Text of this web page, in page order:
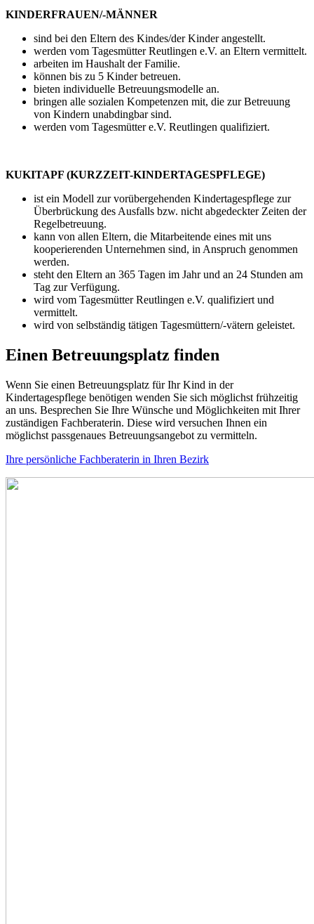
KINDERFRAUEN/-MÄNNER
sind bei den Eltern des Kindes/der Kinder angestellt.
werden vom Tagesmütter Reutlingen e.V. an Eltern vermittelt.
arbeiten im Haushalt der Familie.
können bis zu 5 Kinder betreuen.
bieten individuelle Betreuungsmodelle an.
bringen alle sozialen Kompetenzen mit, die zur Betreuung
von Kindern unabdingbar sind.
werden vom Tagesmütter e.V. Reutlingen qualifiziert.
KUKITAPF (KURZZEIT-KINDERTAGESPFLEGE)
ist ein Modell zur vorübergehenden Kindertagespflege zur
Überbrückung des Ausfalls bzw. nicht abgedeckter Zeiten der
Regelbetreuung.
kann von allen Eltern, die Mitarbeitende eines mit uns
kooperierenden Unternehmen sind, in Anspruch genommen
werden.
steht den Eltern an 365 Tagen im Jahr und an 24 Stunden am
Tag zur Verfügung.
wird vom Tagesmütter Reutlingen e.V. qualifiziert und
vermittelt.
wird von selbständig tätigen Tagesmüttern/-vätern geleistet.
Einen Betreuungsplatz finden
Wenn Sie einen Betreuungsplatz für Ihr Kind in der
Kindertagespflege benötigen wenden Sie sich möglichst frühzeitig
an uns. Besprechen Sie Ihre Wünsche und Möglichkeiten mit Ihrer
zuständigen Fachberaterin. Diese wird versuchen Ihnen ein
möglichst passgenaues Betreuungsangebot zu vermitteln.
Ihre persönliche Fachberaterin in Ihren Bezirk